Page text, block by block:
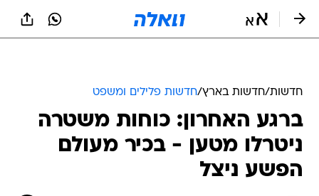
ברגע האחרון: כוחות משטרה
ניטרלו מטען - בכיר מעולם
הפשע ניצל
יניר יגנה
עודכן לאחרונה: 12.6.2026 / 19:51